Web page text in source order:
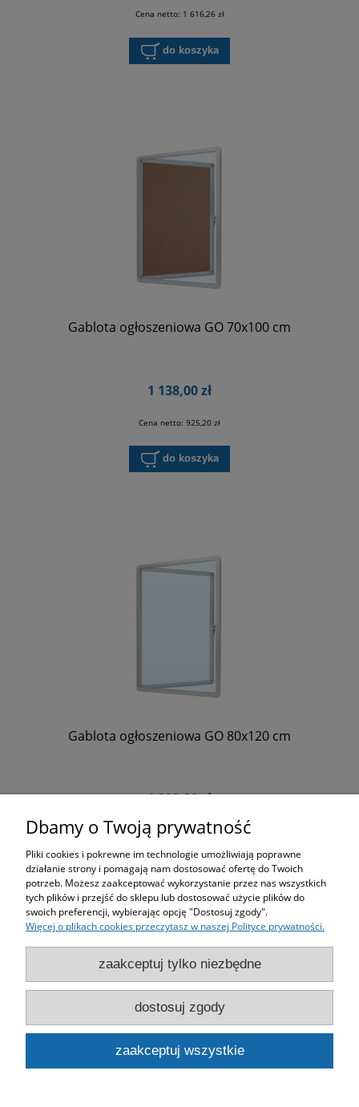
Cena netto: 1 616,26 zł
do koszyka
Gablota ogłoszeniowa GO 70x100 cm
1 138,00 zł
Cena netto: 925,20 zł
do koszyka
Gablota ogłoszeniowa GO 80x120 cm
1 228,00 zł
Cena netto:998,37 zł
do koszyka
Zakupy
Pomoc
Moje konto
Informacje
Dbamy o Twoją prywatność
Pliki cookies i pokrewne im technologie umożliwiają poprawne
działanie strony i pomagają nam dostosować ofertę do Twoich
potrzeb. Możesz zaakceptować wykorzystanie przez nas wszystkich
tych plików i przejść do sklepu lub dostosować użycie plików do
swoich preferencji, wybierając opcję "Dostosuj zgody".
Więcej o plikach cookies przeczytasz w naszej Polityce prywatności.
zaakceptuj tylko niezbędne
dostosuj zgody
zaakceptuj wszystkie